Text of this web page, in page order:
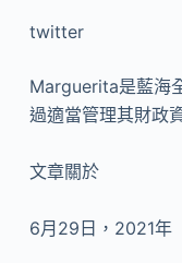
twitter
Marguerita是藍海
過適當管理其財政
文章關於
6月29日，2021年